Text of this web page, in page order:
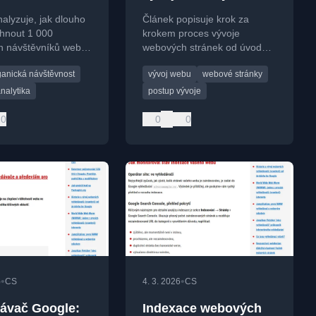
jak dlouho
1 000
návštěvníků webu,
a jaké faktory to
návštěvnost
0
stránek?
Článek popisuje krok za
krokem proces vývoje
webových stránek od úvodní
provoz.
vývoj webu
webové stránky
postup vývoje
0 0
•CS
Google:
4. 3. 2026•CS
Indexace webových